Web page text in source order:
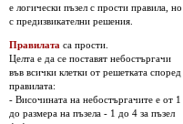
е логически пъзел с прости правила, но
с предизвикателни решения.
Правилата са прости.
Целта е да се поставят небостъргачи
във всички клетки от решетката според
правилата:
- Височината на небостъргачите е от 1
до размера на пъзела - 1 до 4 за пъзел